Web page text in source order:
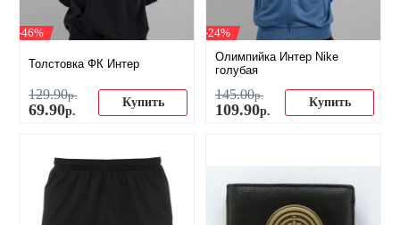
-46%
Толстовка ФК Интер
129.90р.
69.90р.
Купить
-24%
Олимпийка Интер Nike
голубая
145.00р.
109.90р.
Купить